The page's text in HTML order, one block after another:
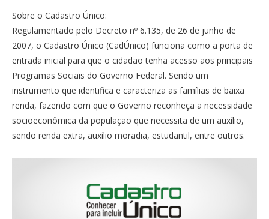
Sobre o Cadastro Único:
Regulamentado pelo Decreto nº 6.135, de 26 de junho de
2007, o Cadastro Único (CadÚnico) funciona como a porta de
entrada inicial para que o cidadão tenha acesso aos principais
Programas Sociais do Governo Federal. Sendo um
instrumento que identifica e caracteriza as famílias de baixa
renda, fazendo com que o Governo reconheça a necessidade
socioeconômica da população que necessita de um auxílio,
sendo renda extra, auxílio moradia, estudantil, entre outros.